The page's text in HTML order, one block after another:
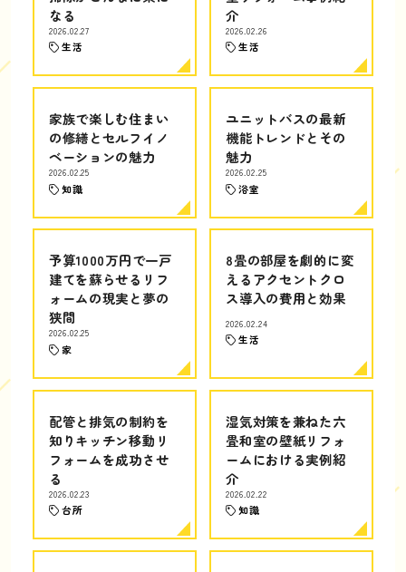
なる
2026.02.27
生活
介
2026.02.26
生活
家族で楽しむ住まい
の修繕とセルフイノ
ベーションの魅力
2026.02.25
知識
ユニットバスの最新
機能トレンドとその
魅力
2026.02.25
浴室
予算1000万円で一戸
建てを蘇らせるリフ
ォームの現実と夢の
狭間
2026.02.25
家
8畳の部屋を劇的に変
えるアクセントクロ
ス導入の費用と効果
2026.02.24
生活
配管と排気の制約を
知りキッチン移動リ
フォームを成功させ
る
2026.02.23
台所
湿気対策を兼ねた六
畳和室の壁紙リフォ
ームにおける実例紹
介
2026.02.22
知識